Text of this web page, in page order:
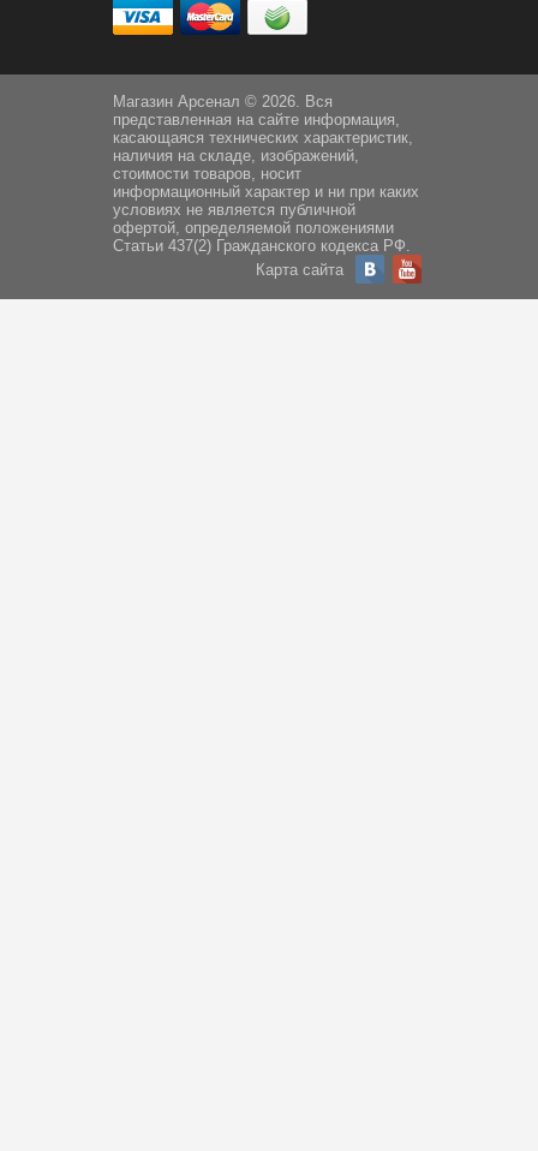
Магазин Арсенал © 2026. Вся
представленная на сайте информация,
касающаяся технических характеристик,
наличия на складе, изображений,
стоимости товаров, носит
информационный характер и ни при каких
условиях не является публичной
офертой, определяемой положениями
Статьи 437(2) Гражданского кодекса РФ.
Карта сайта